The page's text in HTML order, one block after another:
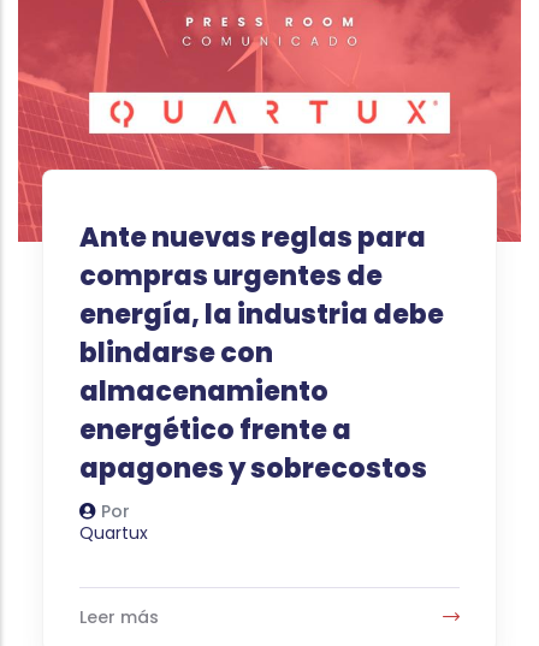
Ante nuevas reglas para
compras urgentes de
energía, la industria debe
blindarse con
almacenamiento
energético frente a
apagones y sobrecostos
Por
Autor
Quartux
Leer más